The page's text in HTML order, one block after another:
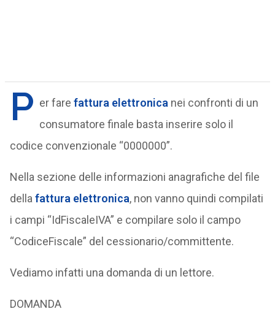
P er fare fattura elettronica nei confronti di un
consumatore finale basta inserire solo il
codice convenzionale “0000000”.
Nella sezione delle informazioni anagrafiche del file
della fattura elettronica, non vanno quindi compilati
i campi “IdFiscaleIVA” e compilare solo il campo
“CodiceFiscale” del cessionario/committente.
Vediamo infatti una domanda di un lettore.
DOMANDA